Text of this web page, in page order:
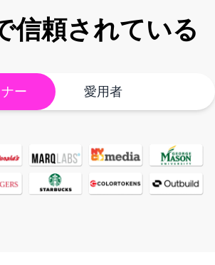
信頼されている
ー 愛用者